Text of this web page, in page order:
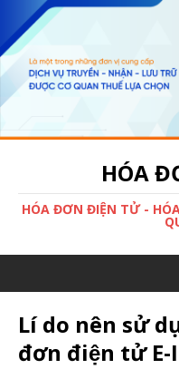
HÓA
HÓA ĐƠN ĐIỆN TỬ -
Lí do nên sử
đơn điện tử E-